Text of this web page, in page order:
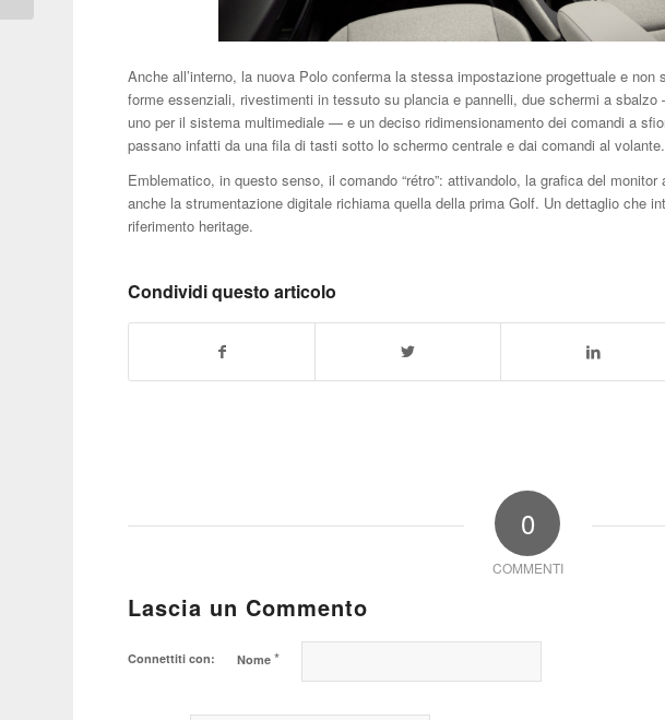
Anche all’interno, la nuova Polo conferma la stessa impostazione progettuale e
forme essenziali, rivestimenti in tessuto su plancia e pannelli, due schermi a
uno per il sistema multimediale — e un deciso ridimensionamento dei comandi a
passano infatti da una fila di tasti sotto lo schermo centrale e dai comandi al volante.
Emblematico, in questo senso, il comando “rétro”: attivandolo, la grafica del monitor
anche la strumentazione digitale richiama quella della prima Golf. Un dettaglio che
riferimento heritage.
Condividi questo articolo
0
COMMENTI
Lascia un Commento
Connettiti con: Nome*